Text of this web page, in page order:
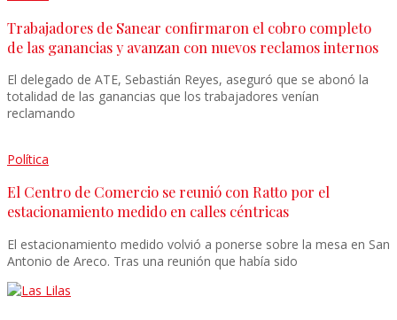
Trabajadores de Sanear confirmaron el cobro completo
de las ganancias y avanzan con nuevos reclamos internos
El delegado de ATE, Sebastián Reyes, aseguró que se abonó la
totalidad de las ganancias que los trabajadores venían
reclamando
Política
El Centro de Comercio se reunió con Ratto por el
estacionamiento medido en calles céntricas
El estacionamiento medido volvió a ponerse sobre la mesa en San
Antonio de Areco. Tras una reunión que había sido